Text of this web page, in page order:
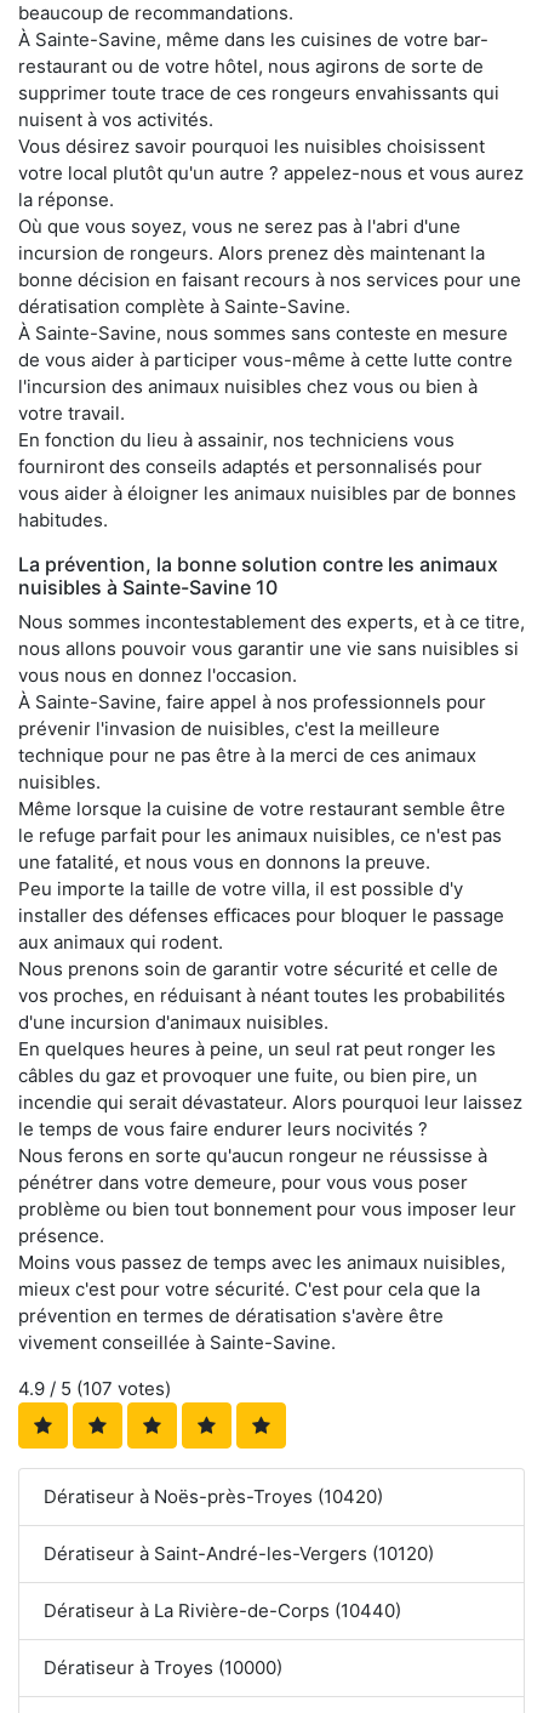
beaucoup de recommandations.
À Sainte-Savine, même dans les cuisines de votre bar-
restaurant ou de votre hôtel, nous agirons de sorte de
supprimer toute trace de ces rongeurs envahissants qui
nuisent à vos activités.
Vous désirez savoir pourquoi les nuisibles choisissent
votre local plutôt qu'un autre ? appelez-nous et vous aurez
la réponse.
Où que vous soyez, vous ne serez pas à l'abri d'une
incursion de rongeurs. Alors prenez dès maintenant la
bonne décision en faisant recours à nos services pour une
dératisation complète à Sainte-Savine.
À Sainte-Savine, nous sommes sans conteste en mesure
de vous aider à participer vous-même à cette lutte contre
l'incursion des animaux nuisibles chez vous ou bien à
votre travail.
En fonction du lieu à assainir, nos techniciens vous
fourniront des conseils adaptés et personnalisés pour
vous aider à éloigner les animaux nuisibles par de bonnes
habitudes.
La prévention, la bonne solution contre les animaux
nuisibles à Sainte-Savine 10
Nous sommes incontestablement des experts, et à ce titre,
nous allons pouvoir vous garantir une vie sans nuisibles si
vous nous en donnez l'occasion.
À Sainte-Savine, faire appel à nos professionnels pour
prévenir l'invasion de nuisibles, c'est la meilleure
technique pour ne pas être à la merci de ces animaux
nuisibles.
Même lorsque la cuisine de votre restaurant semble être
le refuge parfait pour les animaux nuisibles, ce n'est pas
une fatalité, et nous vous en donnons la preuve.
Peu importe la taille de votre villa, il est possible d'y
installer des défenses efficaces pour bloquer le passage
aux animaux qui rodent.
Nous prenons soin de garantir votre sécurité et celle de
vos proches, en réduisant à néant toutes les probabilités
d'une incursion d'animaux nuisibles.
En quelques heures à peine, un seul rat peut ronger les
câbles du gaz et provoquer une fuite, ou bien pire, un
incendie qui serait dévastateur. Alors pourquoi leur laissez
le temps de vous faire endurer leurs nocivités ?
Nous ferons en sorte qu'aucun rongeur ne réussisse à
pénétrer dans votre demeure, pour vous vous poser
problème ou bien tout bonnement pour vous imposer leur
présence.
Moins vous passez de temps avec les animaux nuisibles,
mieux c'est pour votre sécurité. C'est pour cela que la
prévention en termes de dératisation s'avère être
vivement conseillée à Sainte-Savine.
4.9 / 5 (107 votes)
Dératiseur à Noës-près-Troyes (10420)
Dératiseur à Saint-André-les-Vergers (10120)
Dératiseur à La Rivière-de-Corps (10440)
Dératiseur à Troyes (10000)